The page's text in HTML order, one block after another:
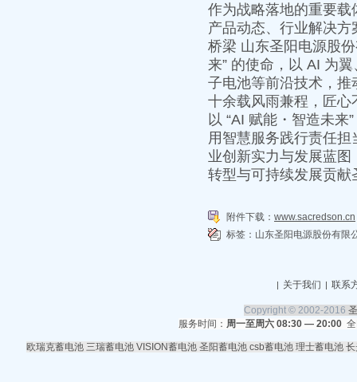
作为战略落地的重要载
产品动态、行业解决
桥梁 山东圣阳电源股
来” 的使命，以 AI 为
子电池等前沿技术，
十余载风雨兼程，匠
以 “AI 赋能・智造未
用智慧服务践行责任担
业创新实力与发展蓝
转型与可持续发展贡
附件下载： www.sacredson.cn
标签： 山东圣阳电源股份有限
| 关于我们 | 联系
Copyright © 2002-2016
服务时间： 周一至周六 08:30 — 20:00全
欧瑞克蓄电池 三瑞蓄电池 VISION蓄电池 圣阳蓄电池 csb蓄电池 理士蓄电池